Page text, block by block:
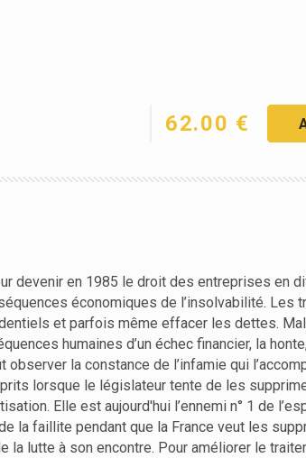
62.00 €
devenir en 1985 le droit des entreprises en
économiques de l’insolvabilité. Les
et parfois même effacer les dettes.
humaines d’un échec financier, la
la constance de l’infamie qui
lorsque le législateur tente de les
Elle est aujourd'hui l’ennemi n° 1 de
la faillite pendant que la France veut les
la lutte à son encontre. Pour améliorer le